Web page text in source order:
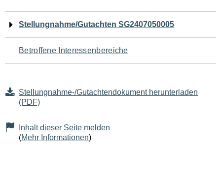
Navigation
für
den
Seiteninhalt
Stellungnahme/Gutachten SG2407050005
Betroffene Interessenbereiche
Stellungnahme-/Gutachtendokument herunterladen
(PDF)
Inhalt dieser Seite melden
(Mehr Informationen)